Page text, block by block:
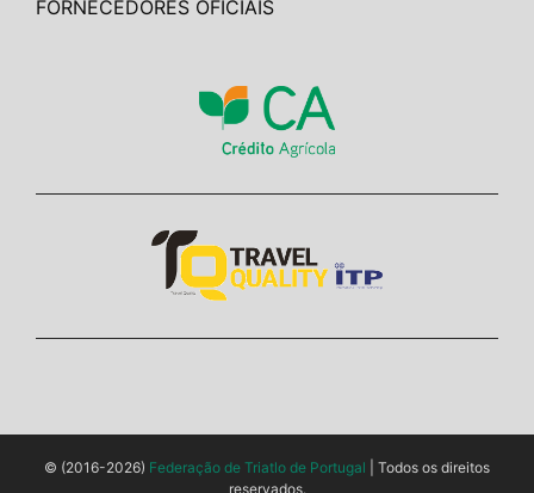
FORNECEDORES OFICIAIS
© (2016-2026) Federação de Triatlo de Portugal | Todos os direitos
reservados.